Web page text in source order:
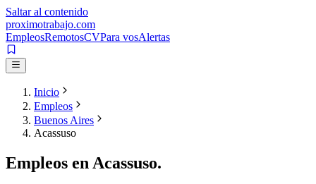
Saltar al contenido
proximotrabajo.com
EmpleosRemotosCVPara vosAlertas
Inicio
Empleos
Buenos Aires
Acassuso
Empleos enAcassuso.